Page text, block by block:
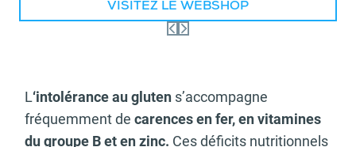
VISITEZ LE WEBSHOP
L‘intolérance au gluten s’accompagne
fréquemment de carences en fer, en vitamines
du groupe B et en zinc. Ces déficits nutritionnels